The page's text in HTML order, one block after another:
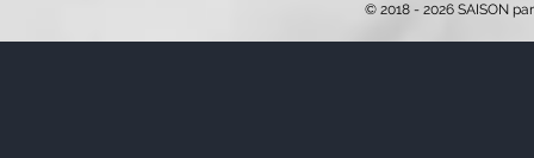
© 2018 - 2026 SAISON